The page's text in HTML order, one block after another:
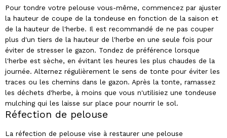
Pour tondre votre pelouse vous-même, commencez par ajuster
la hauteur de coupe de la tondeuse en fonction de la saison et
de la hauteur de l'herbe. Il est recommandé de ne pas couper
plus d'un tiers de la hauteur de l'herbe en une seule fois pour
éviter de stresser le gazon. Tondez de préférence lorsque
l'herbe est sèche, en évitant les heures les plus chaudes de la
journée. Alternez régulièrement le sens de tonte pour éviter les
traces ou les chemins dans le gazon. Après la tonte, ramassez
les déchets d'herbe, à moins que vous n'utilisiez une tondeuse
mulching qui les laisse sur place pour nourrir le sol.
Réfection de pelouse
La réfection de pelouse vise à restaurer une pelouse